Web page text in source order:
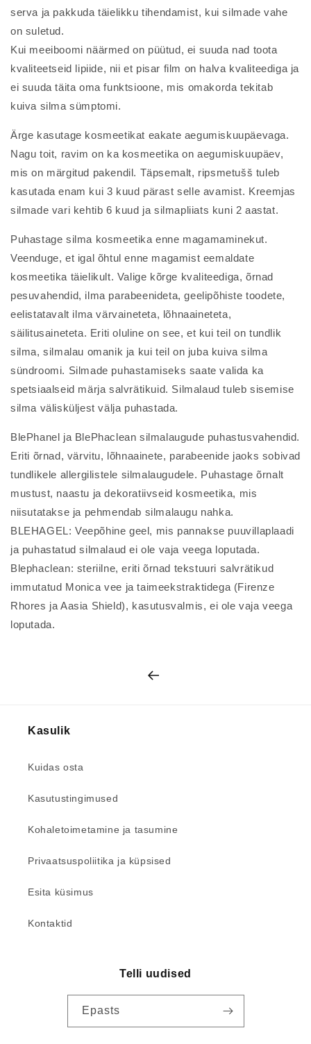
serva ja pakkuda täielikku tihendamist, kui silmade vahe
on suletud.
Kui meeiboomi näärmed on püütud, ei suuda nad toota
kvaliteetseid lipiide, nii et pisar film on halva kvaliteediga ja
ei suuda täita oma funktsioone, mis omakorda tekitab
kuiva silma sümptomi.
Ärge kasutage kosmeetikat eakate aegumiskuupäevaga.
Nagu toit, ravim on ka kosmeetika on aegumiskuupäev,
mis on märgitud pakendil. Täpsemalt, ripsmetušš tuleb
kasutada enam kui 3 kuud pärast selle avamist. Kreemjas
silmade vari kehtib 6 kuud ja silmapliiats kuni 2 aastat.
Puhastage silma kosmeetika enne magamaminekut.
Veenduge, et igal õhtul enne magamist eemaldate
kosmeetika täielikult. Valige kõrge kvaliteediga, õrnad
pesuvahendid, ilma parabeenideta, geelipõhiste toodete,
eelistatavalt ilma värvaineteta, lõhnaaineteta,
säilitusaineteta. Eriti oluline on see, et kui teil on tundlik
silma, silmalau omanik ja kui teil on juba kuiva silma
sündroomi. Silmade puhastamiseks saate valida ka
spetsiaalseid märja salvrätikuid. Silmalaud tuleb sisemise
silma välisküljest välja puhastada.
BlePhanel ja BlePhaclean silmalaugude puhastusvahendid.
Eriti õrnad, värvitu, lõhnaainete, parabeenide jaoks sobivad
tundlikele allergilistele silmalaugudele. Puhastage õrnalt
mustust, naastu ja dekoratiivseid kosmeetika, mis
niisutatakse ja pehmendab silmalaugu nahka.
BLEHAGEL: Veepõhine geel, mis pannakse puuvillaplaadi
ja puhastatud silmalaud ei ole vaja veega loputada.
Blephaclean: steriilne, eriti õrnad tekstuuri salvrätikud
immutatud Monica vee ja taimeekstraktidega (Firenze
Rhores ja Aasia Shield), kasutusvalmis, ei ole vaja veega
loputada.
Kasulik
Kuidas osta
Kasutustingimused
Kohaletoimetamine ja tasumine
Privaatsuspoliitika ja küpsised
Esita küsimus
Kontaktid
Telli uudised
Epasts